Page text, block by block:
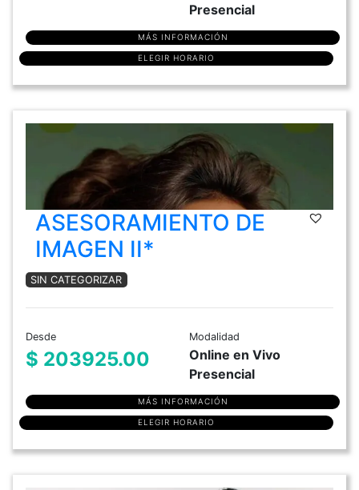
Presencial
MÁS INFORMACIÓN
ELEGIR HORARIO
ASESORAMIENTO DE
IMAGEN II*
SIN CATEGORIZAR
Desde
$ 203925.00
Modalidad
Online en Vivo
Presencial
MÁS INFORMACIÓN
ELEGIR HORARIO